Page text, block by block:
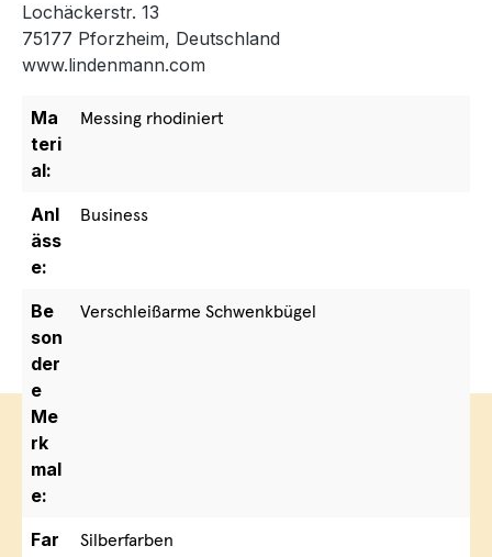
Lochäckerstr. 13
75177 Pforzheim, Deutschland
www.lindenmann.com
Ma
teri
al:
Messing rhodiniert
Anl
äss
e:
Business
Be
son
der
e
Me
rk
mal
e:
Verschleißarme Schwenkbügel
Far
Silberfarben